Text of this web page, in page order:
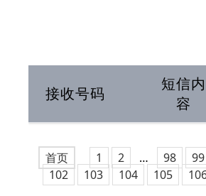
接收号码
短信内
容
首页 1 2 … 98 99
102
103 104 105